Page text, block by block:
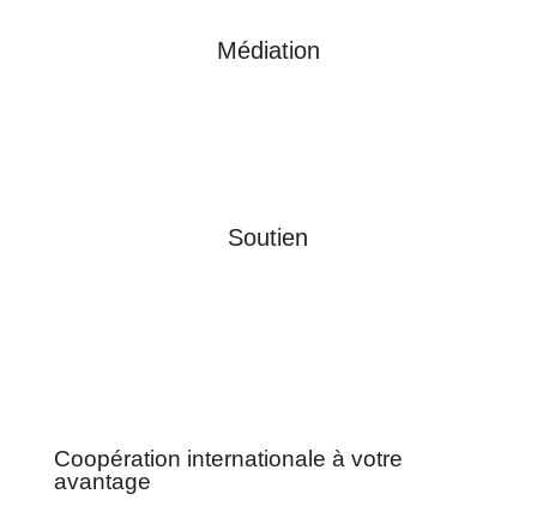
Médiation
Soutien
Coopération internationale à votre
avantage